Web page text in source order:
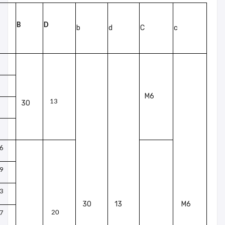
B D b d C c
30 13
30 13
M6
M6
20